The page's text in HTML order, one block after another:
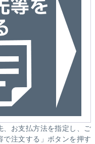
、お支払方法を指定し、ご
注文する」ボタンを押す